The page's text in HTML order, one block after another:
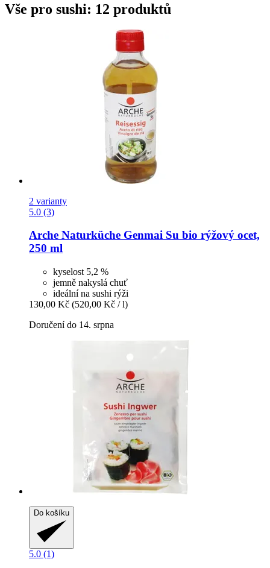
Vše pro sushi: 12 produktů
2 varianty
5.0 (3)
Arche Naturküche Genmai Su bio rýžový ocet,
250 ml
kyselost 5,2 %
jemně nakyslá chuť
ideální na sushi rýži
130,00 Kč (520,00 Kč / l)
Doručení do 14. srpna
Do košíku
5.0 (1)